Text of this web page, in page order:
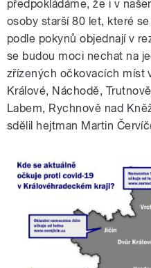
předpokládáme, že i v
osoby starší 80 let, které
podle pokynů objednají v
se budou moci nechat na
zřízených očkovacích míst
Králové, Náchodě,
Labem, Rychnově nad
sdělil hejtman Martin